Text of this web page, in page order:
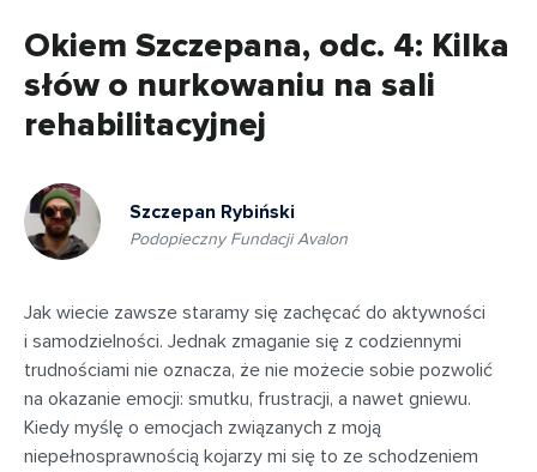
Okiem Szczepana, odc. 4: Kilka
słów o nurkowaniu na sali
rehabilitacyjnej
Szczepan Rybiński
Podopieczny Fundacji Avalon
Jak wiecie zawsze staramy się zachęcać do aktywności
i samodzielności. Jednak zmaganie się z codziennymi
trudnościami nie oznacza, że nie możecie sobie pozwolić
na okazanie emocji: smutku, frustracji, a nawet gniewu.
Kiedy myślę o emocjach związanych z moją
niepełnosprawnością kojarzy mi się to ze schodzeniem